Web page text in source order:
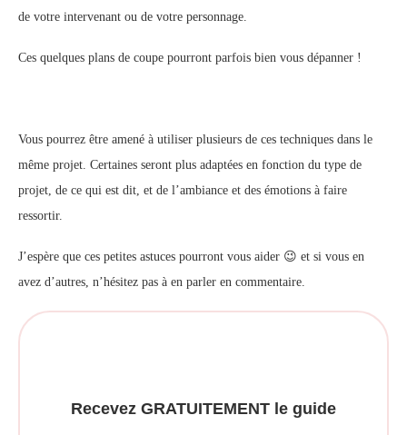
de votre intervenant ou de votre personnage.
Ces quelques plans de coupe pourront parfois bien vous dépanner !
Vous pourrez être amené à utiliser plusieurs de ces techniques dans le
même projet. Certaines seront plus adaptées en fonction du type de
projet, de ce qui est dit, et de l’ambiance et des émotions à faire
ressortir.
J’espère que ces petites astuces pourront vous aider 😉 et si vous en
avez d’autres, n’hésitez pas à en parler en commentaire.
Recevez GRATUITEMENT le guide